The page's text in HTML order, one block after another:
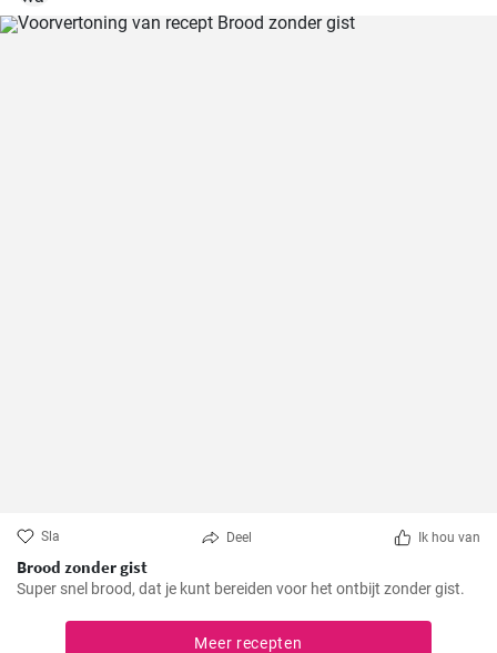
Sla Deel Ik hou van
Brood zonder gist
Super snel brood, dat je kunt bereiden voor het ontbijt zonder gist.
Meer recepten